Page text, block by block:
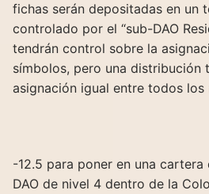
fichas serán depositadas en un
controlado por el “sub-DAO
tendrán control sobre la
símbolos, pero una distribución
asignación igual entre todos los
-12.5 para poner en una
DAO de nivel 4 dentro de la